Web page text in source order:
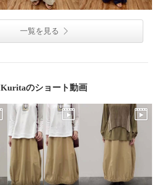
一覧を見る
Kuritaのショート動画